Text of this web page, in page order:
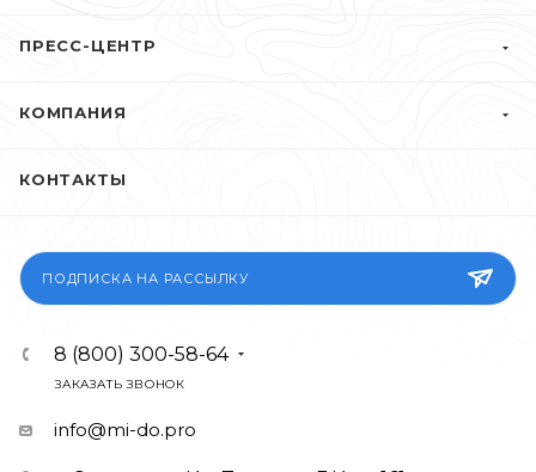
ПРЕСС-ЦЕНТР
КОМПАНИЯ
КОНТАКТЫ
ПОДПИСКА НА РАССЫЛКУ
8 (800) 300-58-64
ЗАКАЗАТЬ ЗВОНОК
info@mi-do.pro